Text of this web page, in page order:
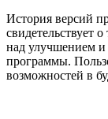
История версий
свидетельствует
над улучшением
программы.
возможностей в